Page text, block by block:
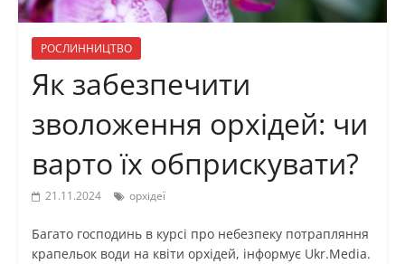
РОСЛИННИЦТВО
Як забезпечити
зволоження орхідей: чи
варто їх обприскувати?
21.11.2024 орхідеї
Багато господинь в курсі про небезпеку потрапляння
крапельок води на квіти орхідей, інформує Ukr.Media.